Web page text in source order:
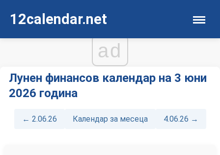
12calendar.net
ad
Лунен финансов календар на 3 юни
2026 година
← 2.06.26 Календар за месеца 4.06.26 →